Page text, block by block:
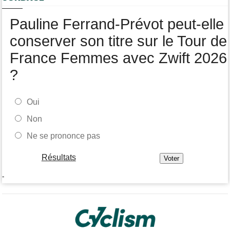
Pauline Ferrand-Prévot peut-elle
conserver son titre sur le Tour de
France Femmes avec Zwift 2026
?
Oui
Non
Ne se prononce pas
Résultats
-